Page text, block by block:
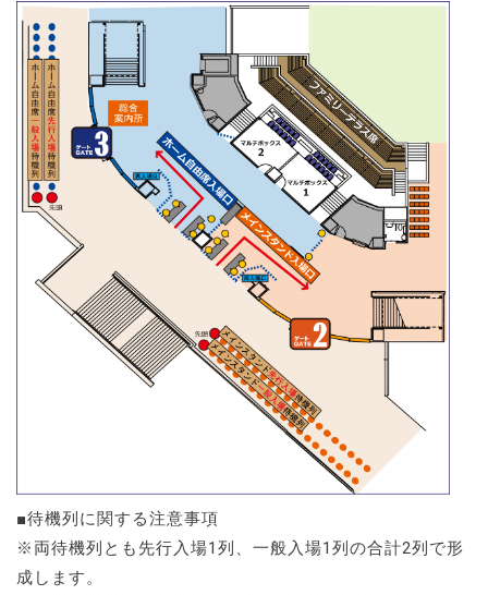
■待機列に関する注意事項
※両待機列とも先行入場1列、一般入場1列の合計2列で形
成します。